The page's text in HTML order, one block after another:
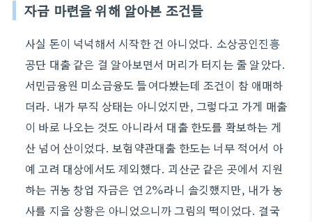
자금 마련을 위해 알아본 조건들
사실 돈이 넉넉해서 시작한 건 아니었다. 소상공인진흥
공단 대출 같은 걸 알아보면서 머리가 터지는 줄 알았다.
서민금융원 미소금융도 들여다봤는데 조건이 참 애매하
더라. 내가 무직 상태는 아니었지만, 그렇다고 가게 매출
이 바로 나오는 것도 아니라서 대출 한도를 확보하는 게
산 넘어 산이었다. 보험약관대출 한도는 너무 적어서 아
예 고려 대상에서도 제외했다. 괴산군 같은 곳에서 지원
하는 귀농 창업 자금은 연 2%라니 솔깃했지만, 내가 농
사를 지을 상황은 아니었으니까 그림의 떡이었다. 결국